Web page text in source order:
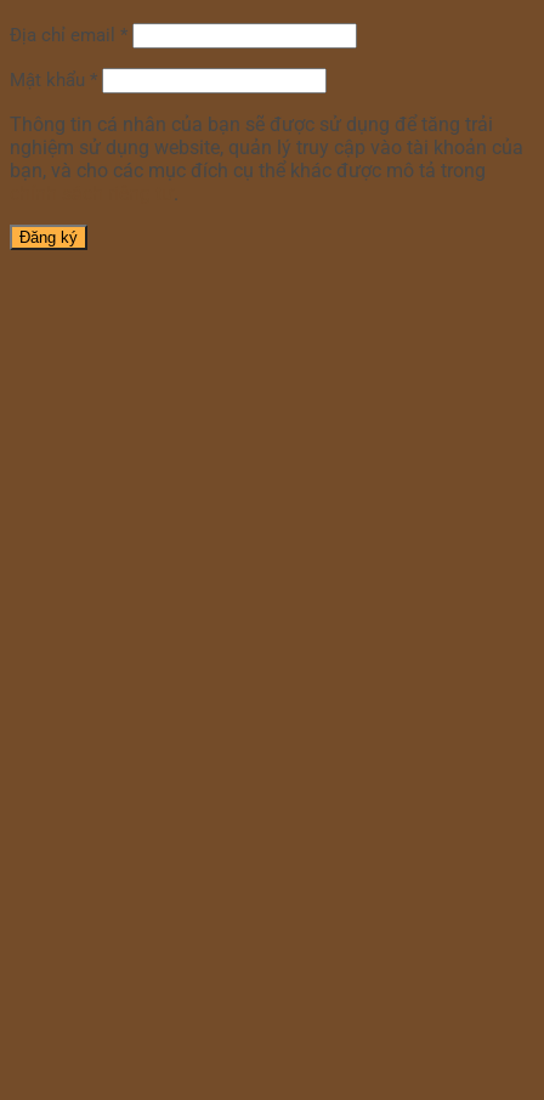
Địa chỉ email *
Mật khẩu *
Thông tin cá nhân của bạn sẽ được sử dụng để tăng trải
nghiệm sử dụng website, quản lý truy cập vào tài khoản của
bạn, và cho các mục đích cụ thể khác được mô tả trong
Đăng ký